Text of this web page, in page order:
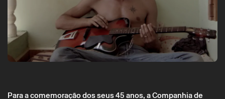
Para a comemoração dos seus 45 anos, a Companhia de